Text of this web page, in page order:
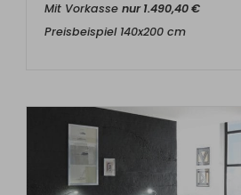
Mit Vorkasse nur1.490,40€
Preisbeispiel 140x200 cm